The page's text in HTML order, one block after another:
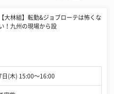
【大林組】転勤&ジョブローテは怖くな
！九州の現場から設
(木) 15:00〜16:00